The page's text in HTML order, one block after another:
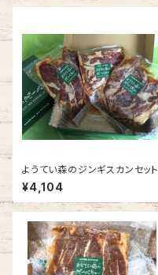
ようてい森のジンギスカンセット
¥4,104